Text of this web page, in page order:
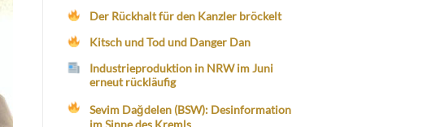
Der Rückhalt für den Kanzler bröckelt
Kitsch und Tod und Danger Dan
Industrieproduktion in NRW im Juni
erneut rückläufig
Sevim Dağdelen (BSW): Desinformation
im Sinne des Kremls